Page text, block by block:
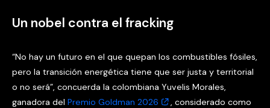
Un nobel contra el fracking
“No hay un futuro en el que quepan los combustibles fósiles,
pero la transición energética tiene que ser justa y territorial
o no será”, concuerda la colombiana Yuvelis Morales,
ganadora del Premio Goldman 2026
, considerado como